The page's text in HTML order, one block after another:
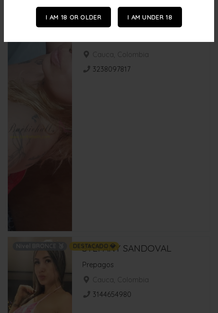
I AM 18 OR OLDER I AM UNDER 18
Cauca, Colombia
3238097817
STEFANY SANDOVAL
Prepagos
Cauca, Colombia
3144654980
Nivel BRONCE 🥉 DESTACADO 💎